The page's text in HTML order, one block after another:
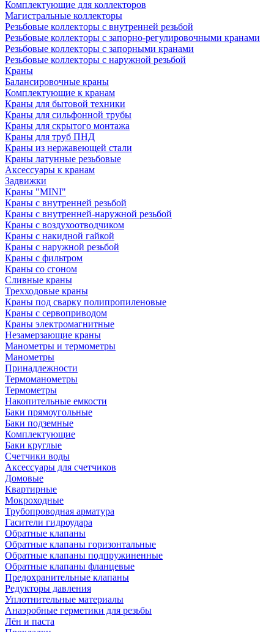
Комплектующие для коллекторов
Магистральные коллекторы
Резьбовые коллекторы с внутренней резьбой
Резьбовые коллекторы с запорно-регулировочными кранами
Резьбовые коллекторы с запорными кранами
Резьбовые коллекторы с наружной резьбой
Краны
Балансировочные краны
Комплектующие к кранам
Краны для бытовой техники
Краны для сильфонной трубы
Краны для скрытого монтажа
Краны для труб ПНД
Краны из нержавеющей стали
Краны латунные резьбовые
Аксессуары к кранам
Задвижки
Краны "MINI"
Краны с внутренней резьбой
Краны с внутренней-наружной резьбой
Краны с воздухоотводчиком
Краны с накидной гайкой
Краны с наружной резьбой
Краны с фильтром
Краны со сгоном
Сливные краны
Трехходовые краны
Краны под сварку полипропиленовые
Краны с сервоприводом
Краны электромагнитные
Незамерзающие краны
Манометры и термометры
Манометры
Принадлежности
Термоманометры
Термометры
Накопительные емкости
Баки прямоугольные
Баки подземные
Комплектующие
Баки круглые
Счетчики воды
Аксессуары для счетчиков
Домовые
Квартирные
Мокроходные
Трубопроводная арматура
Гасители гидроудара
Обратные клапаны
Обратные клапаны горизонтальные
Обратные клапаны подпружиненные
Обратные клапаны фланцевые
Предохранительные клапаны
Редукторы давления
Уплотнительные материалы
Анаэробные герметики для резьбы
Лён и паста